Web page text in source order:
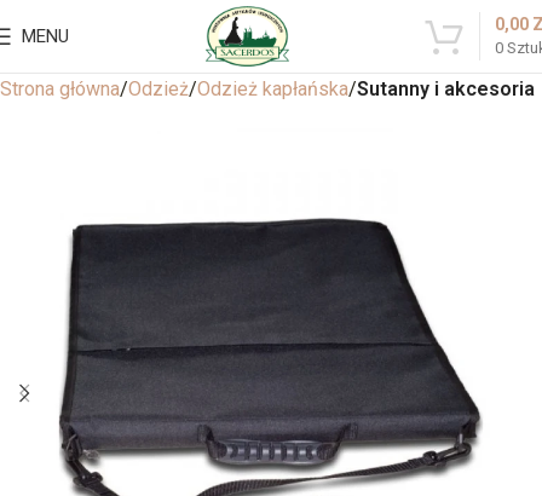
MENU
0
0,00
Strona główna Odzież Odzież kapłańska Sutanny i akcesoria